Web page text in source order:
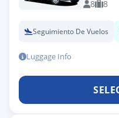
8 8
Seguimiento De Vuelos
Luggage Info